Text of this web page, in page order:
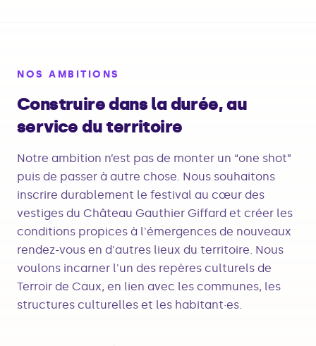
NOS AMBITIONS
Construire dans la durée, au
service du territoire
Notre ambition n’est pas de monter un “one shot”
puis de passer à autre chose. Nous souhaitons
inscrire durablement le festival au cœur des
vestiges du Château Gauthier Giffard et créer les
conditions propices à l'émergences de nouveaux
rendez-vous en d'autres lieux du territoire. Nous
voulons incarner l'un des repères culturels de
Terroir de Caux, en lien avec les communes, les
structures culturelles et les habitant·es.